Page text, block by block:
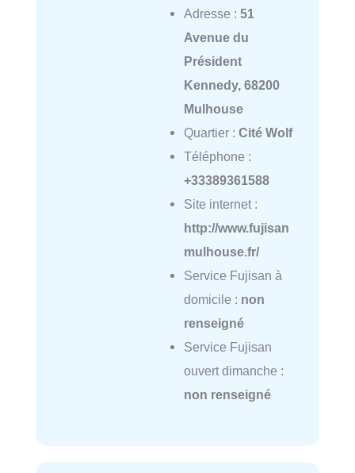
Adresse : 51
Avenue du
Président
Kennedy, 68200
Mulhouse
Quartier : Cité Wolf
Téléphone :
+33389361588
Site internet :
http://www.fujisan
mulhouse.fr/
Service Fujisan à
domicile : non
renseigné
Service Fujisan
ouvert dimanche :
non renseigné